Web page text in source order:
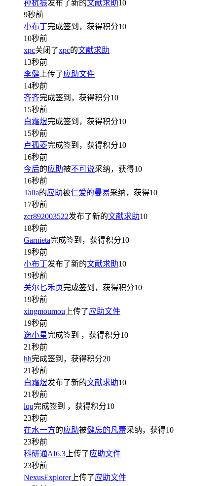
孙杭振发布了新的文献求助10
9秒前
小布丁完成签到，获得积分10
10秒前
xpc关闭了xpc的文献求助
13秒前
李健 上传了应助文件
14秒前
齐齐完成签到，获得积分10
15秒前
白霜煜完成签到，获得积分10
15秒前
卢孤菱完成签到，获得积分10
16秒前
今后的应助被不可说采纳，获得10
16秒前
Talia的应助被仁爱的曼易采纳，获得10
17秒前
zcr892003522发布了新的文献求助10
18秒前
Garnieta完成签到，获得积分10
19秒前
小布丁发布了新的文献求助10
19秒前
关尔匕禾页完成签到，获得积分10
19秒前
xingmoumou 上传了应助文件
19秒前
逸小星完成签到 ，获得积分10
21秒前
hh完成签到，获得积分20
21秒前
白霜煜发布了新的文献求助10
21秒前
lqq完成签到 ，获得积分10
23秒前
在水一方的应助被健忘的凡蕾采纳，获得10
23秒前
科研通AI6.3 上传了应助文件
23秒前
NexusExplorer上传了应助文件